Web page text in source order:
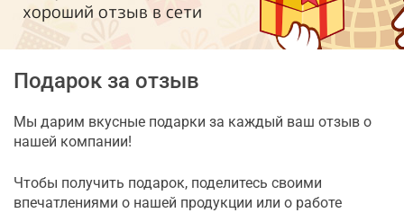
хороший отзыв в сети
Подарок за отзыв
Мы дарим вкусные подарки за каждый ваш отзыв о
нашей компании!
Чтобы получить подарок, поделитесь своими
впечатлениями о нашей продукции или о работе